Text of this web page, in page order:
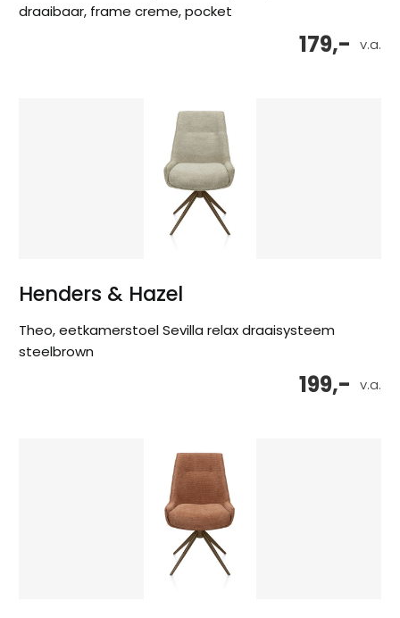
draaibaar, frame creme, pocket
v.a.
179,-
Henders & Hazel
Theo, eetkamerstoel Sevilla relax draaisysteem
steelbrown
v.a.
199,-